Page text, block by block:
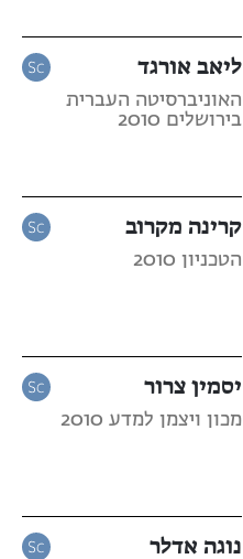
ליאב אורגד
האוניברסיטה העברית
בירושלים 2010
קרינה מקרוב
הטכניון 2010
יסמין צרור
מכון ויצמן למדע 2010
נוגה אדלר